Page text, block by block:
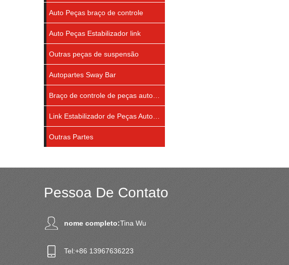
Auto Peças braço de controle
Auto Peças Estabilizador link
Outras peças de suspensão
Autopartes Sway Bar
Outras Partes
Pessoa De Contato
nome completo:Tina Wu
Tel:+86 13967636223